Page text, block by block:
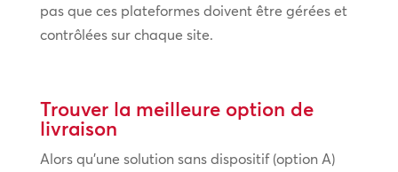
pas que ces plateformes doivent être gérées et
contrôlées sur chaque site.
Trouver la meilleure option de
livraison
Alors qu’une solution sans dispositif (option A)